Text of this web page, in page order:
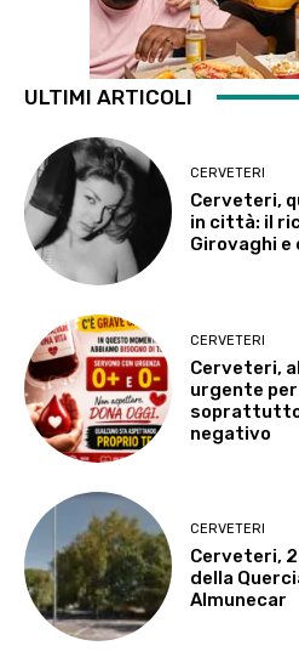
ULTIMI ARTICOLI
CERVETERI
Cerveteri,
in città: il
Girovaghi e
CERVETERI
Cerveteri,
urgente
soprattutto
negativo
CERVETERI
Cerveteri,
della
Almunecar